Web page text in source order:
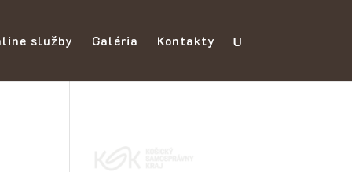
služby Galéria Kontakty